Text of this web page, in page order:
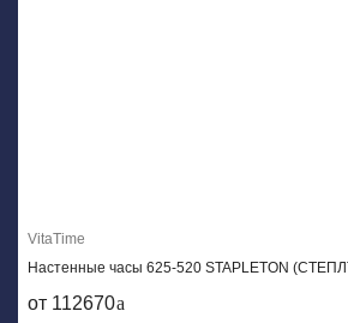
VitaTime
Настенные часы 625-520 STAPLETON
от 112670